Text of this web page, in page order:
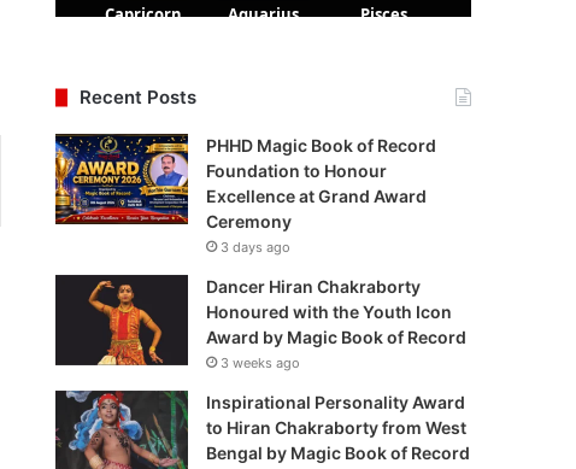
Recent Posts
PHHD Magic Book of Record
Foundation to Honour
Excellence at Grand Award
Ceremony
3 days ago
Dancer Hiran Chakraborty
Honoured with the Youth Icon
Award by Magic Book of Record
3 weeks ago
Inspirational Personality Award
to Hiran Chakraborty from West
Bengal by Magic Book of Record